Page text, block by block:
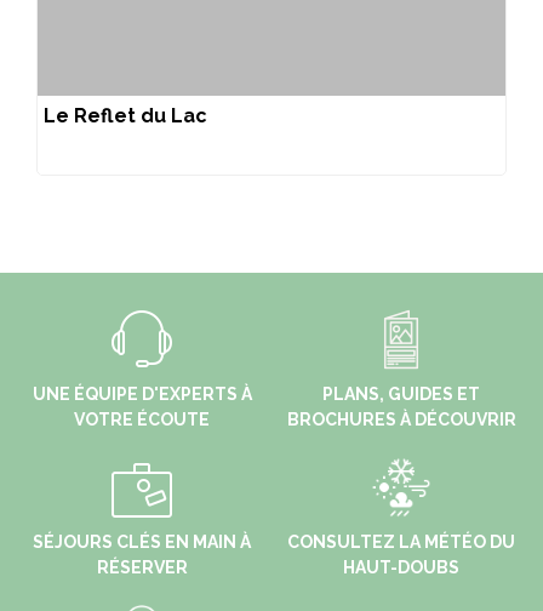
Le Reflet du Lac
UNE ÉQUIPE D'EXPERTS À
VOTRE ÉCOUTE
PLANS, GUIDES ET
BROCHURES À DÉCOUVRIR
SÉJOURS CLÉS EN MAIN À
RÉSERVER
CONSULTEZ LA MÉTÉO DU
HAUT-DOUBS